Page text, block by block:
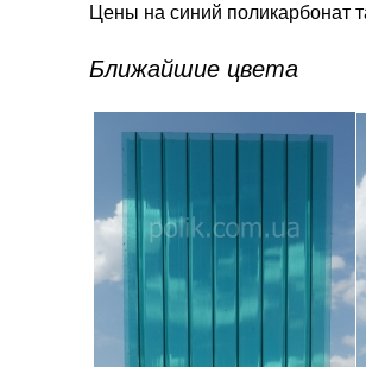
Цены на синий поликарбонат
Ближайшие цвета